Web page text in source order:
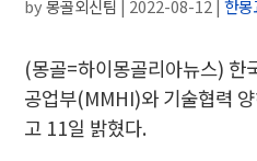
by몽골외신팀 | 2022-08-12 |한
(몽골=하이몽골리아뉴스) 한
공업부(MMHI)와 기술협력
고 11일 밝혔다.